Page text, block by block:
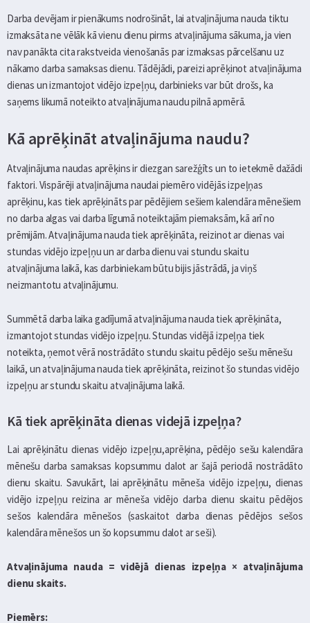
Darba devējam ir pienākums nodrošināt, lai atvaļinājuma nauda tiktu
izmaksāta ne vēlāk kā vienu dienu pirms atvaļinājuma sākuma, ja vien
nav panākta cita rakstveida vienošanās par izmaksas pārcelšanu uz
nākamo darba samaksas dienu. Tādējādi, pareizi aprēķinot atvaļinājuma
dienas un izmantojot vidējo izpeļņu, darbinieks var būt drošs, ka
saņems likumā noteikto atvaļinājuma naudu pilnā apmērā.
Kā aprēķināt atvaļinājuma naudu?
Atvaļinājuma naudas aprēķins ir diezgan sarežģīts un to ietekmē dažādi
faktori. Vispārēji atvaļinājuma naudai piemēro vidējās izpeļņas
aprēķinu, kas tiek aprēķināts par pēdējiem sešiem kalendāra mēnešiem
no darba algas vai darba līgumā noteiktajām piemaksām, kā arī no
prēmijām. Atvaļinājuma nauda tiek aprēķināta, reizinot ar dienas vai
stundas vidējo izpeļņu un ar darba dienu vai stundu skaitu
atvaļinājuma laikā, kas darbiniekam būtu bijis jāstrādā, ja viņš
neizmantotu atvaļinājumu.
Summētā darba laika gadījumā atvaļinājuma nauda tiek aprēķināta,
izmantojot stundas vidējo izpeļņu. Stundas vidējā izpeļņa tiek
noteikta, ņemot vērā nostrādāto stundu skaitu pēdējo sešu mēnešu
laikā, un atvaļinājuma nauda tiek aprēķināta, reizinot šo stundas vidējo
izpeļņu ar stundu skaitu atvaļinājuma laikā.
Kā tiek aprēķināta dienas videjā izpeļņa?
Lai aprēķinātu dienas vidējo izpeļņu,aprēķina, pēdējo sešu kalendāra
mēnešu darba samaksas kopsummu dalot ar šajā periodā nostrādāto
dienu skaitu. Savukārt, lai aprēķinātu mēneša vidējo izpeļņu, dienas
vidējo izpeļņu reizina ar mēneša vidējo darba dienu skaitu pēdējos
sešos kalendāra mēnešos (saskaitot darba dienas pēdējos sešos
kalendāra mēnešos un šo kopsummu dalot ar seši).
Atvaļinājuma nauda = vidējā dienas izpeļņa × atvaļinājuma
dienu skaits.
Piemērs: